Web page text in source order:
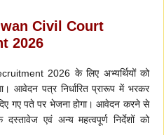
Civil Court
2026
2026 के लिए अभ्यर्थियों को
आवेदन पत्र निर्धारित प्रारूप में भरकर
गए पते पर भेजना होगा। आवेदन करने से
दस्तावेज एवं अन्य महत्वपूर्ण निर्देशों को